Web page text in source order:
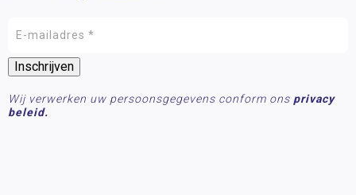
Wij verwerken uw persoonsgegevens conform ons privacy
beleid.